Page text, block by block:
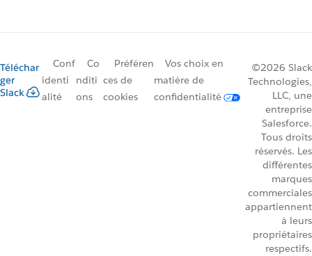
Téléchar
ger
Slack
Conf
identi
alité
Co
nditi
ons
Préféren
ces de
cookies
Vos choix en
matière de
confidentialité
©2026 Slack
Technologies,
LLC, une
entreprise
Salesforce.
Tous droits
réservés. Les
différentes
marques
commerciales
appartiennent
à leurs
propriétaires
respectifs.